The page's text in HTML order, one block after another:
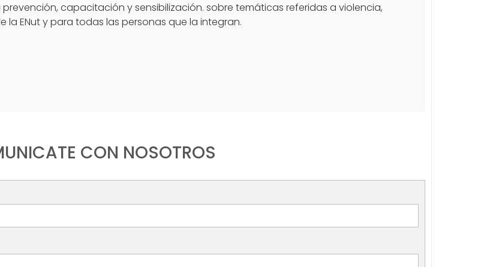
capacitación y sensibilización. sobre temáticas referidas a violencia,
ENut y para todas las personas que la integran.
CON NOSOTROS